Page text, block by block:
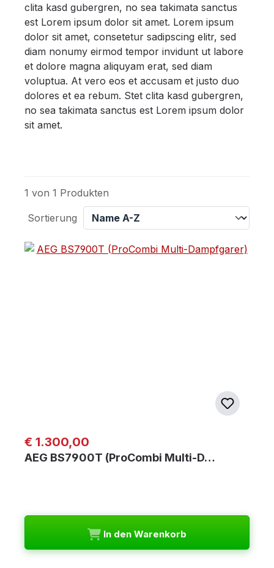
clita kasd gubergren, no sea takimata sanctus
est Lorem ipsum dolor sit amet. Lorem ipsum
dolor sit amet, consetetur sadipscing elitr, sed
diam nonumy eirmod tempor invidunt ut labore
et dolore magna aliquyam erat, sed diam
voluptua. At vero eos et accusam et justo duo
dolores et ea rebum. Stet clita kasd gubergren,
no sea takimata sanctus est Lorem ipsum dolor
sit amet.
1 von 1 Produkten
Sortierung
Regulärer Preis:
€ 1.300,00
AEG BS7900T (ProCombi Multi-D…
In den Warenkorb